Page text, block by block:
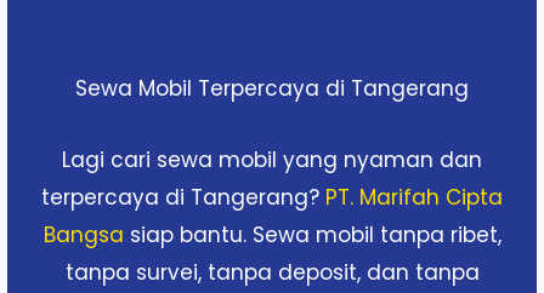
Sewa Mobil Terpercaya di Tangerang
Lagi cari sewa mobil yang nyaman dan
terpercaya di Tangerang? PT. Marifah Cipta
Bangsa siap bantu. Sewa mobil tanpa ribet,
tanpa survei, tanpa deposit, dan tanpa